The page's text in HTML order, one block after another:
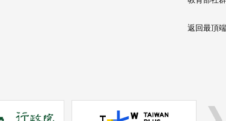
返回最頂端